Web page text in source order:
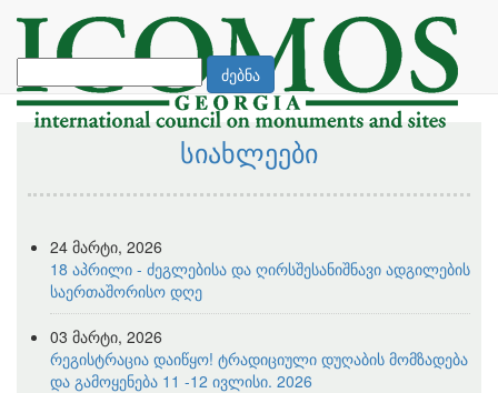
ძებნა
სიახლეები
24 მარტი, 2026
18 აპრილი - ძეგლებისა და ღირსშესანიშნავი ადგილების
საერთაშორისო დღე
03 მარტი, 2026
რეგისტრაცია დაიწყო! ტრადიციული დუღაბის მომზადება
და გამოყენება 11 -12 ივლისი. 2026